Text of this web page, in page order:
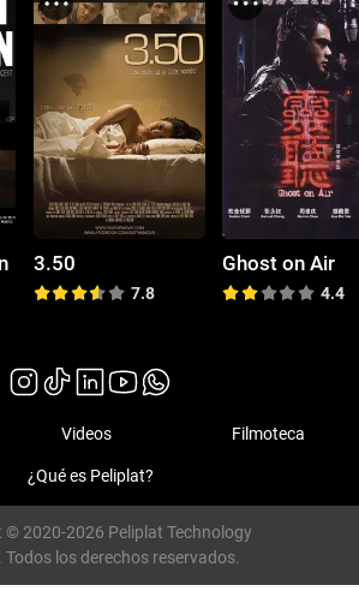
3.50
7.8
Ghost on Air
4.4
Videos Filmoteca
¿Qué es Peliplat?
© 2020-2026 Peliplat Technology
Todos los derechos reservados.